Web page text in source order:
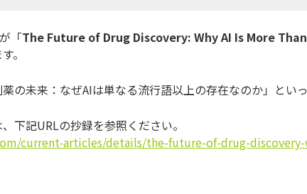
「The Future of Drug Discovery: Why AI Is More
。
の未来：なぜAIは単なる流行語以上の存在なのか」とい
下記URLの抄録を参照ください。
current-articles/details/the-future-of-drug-